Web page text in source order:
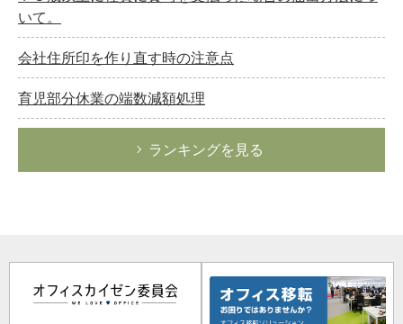
いて。
会社住所印を作り直す時の注意点
育児部分休業の端数減額処理
ランキングを見る